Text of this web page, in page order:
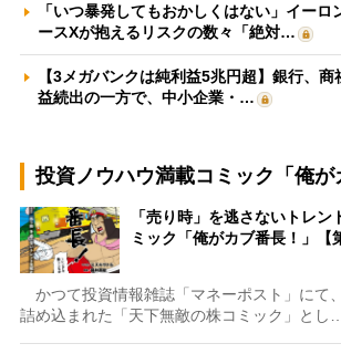
「いつ暴発してもおかしくはない」イーロ
ースXが抱えるリスクの数々「絶対…
【3メガバンクは純利益5兆円超】銀行、
益続出の一方で、中小企業・…
投資ノウハウ満載コミック「俺が
「売り時」を逃さないトレ
ミック「俺がカブ番長！」【
かつて投資情報雑誌「マネーポスト」にて
詰め込まれた「天下無敵の株コミック」とし…